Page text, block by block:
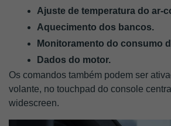
Ajuste de temperatura do ar-
Aquecimento dos bancos.
Monitoramento do consumo
Dados do motor.
Os comandos também podem ser
volante, no touchpad do console
widescreen.